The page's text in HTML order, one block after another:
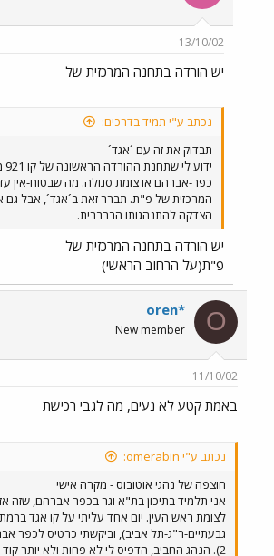
13/10/02
יש הורדה בתחנה המרכזית של
נכתב ע"י תמיד בדרכים:
תבדוק את זה עם ´אגד´
כפר-אברהם או צומת סגולה. מה שבטוח-אין
המרכזית של פ"ת. תברר זאת ב´אגד´, אבל גם
הצדקה להתנהגותו הברברית.
יש הורדה בתחנה המרכזית של
פ"ת(על הרחוב הראשי)
O
oren*
New member
11/10/02
באמת קטע לא נעים, מה לגבי רכישת
נכתב ע"י omerabin:
חוצפה של נהגי אוטובוס - מקרה אישי
אני תלמיד בתיכון בת"א וגר בכפר אברהם, שזה
לצומת ראש העין. יום אחד עליתי על קו אגד